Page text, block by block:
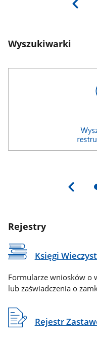
Wyszukiwarki
Rejestry
Księgi
Formularze wniosków o
lub zaświadczenia o
Rejestr